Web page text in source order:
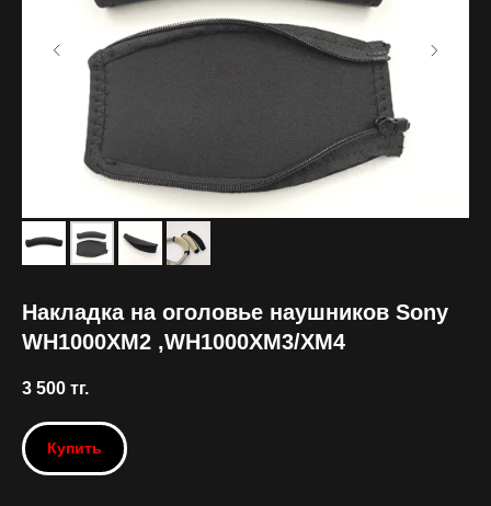
Накладка на оголовье наушников Sony
WH1000XM2 ,WH1000XM3/XM4
3 500 тг.
Купить